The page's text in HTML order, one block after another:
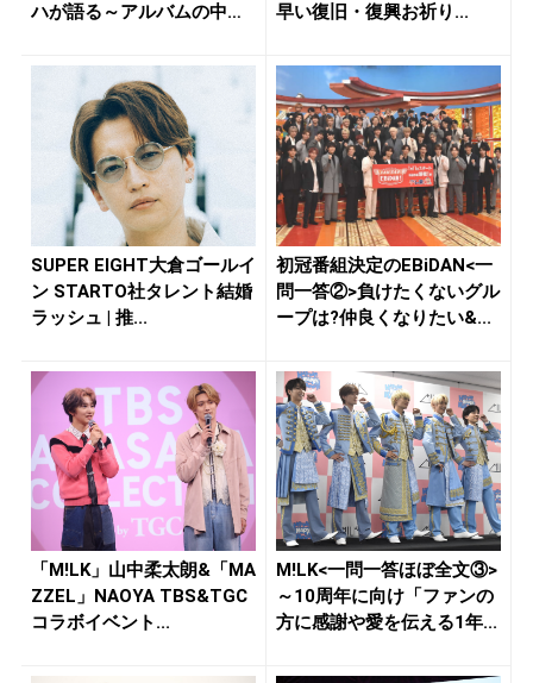
ハが語る～アルバムの中で
早い復旧・復興お祈り...
SUPER EIGHT大倉ゴールイ
ン STARTO社タレント結婚
ラッシュ | 推...
初冠番組決定のEBiDAN<一
問一答②>負けたくないグル
ープは?仲良くなりたい&...
「M!LK」山中柔太朗&「MA
ZZEL」NAOYA TBS&TGC
コラボイベント...
M!LK<一問一答ほぼ全文③>
～10周年に向け「ファンの
方に感謝や愛を伝える1年...